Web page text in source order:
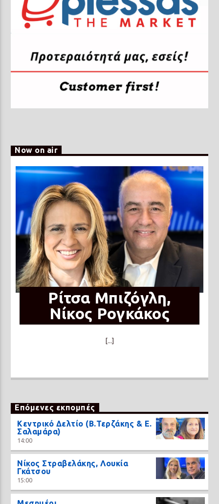
Now on air
Ρίτσα Μπιζόγλη,
Νίκος Ρογκάκος
[...]
Επόμενες εκπομπές
Κεντρικό Δελτίο (Β.Τερζάκης & Ε.
Σαλαμάρα)
14:00
Νίκος Στραβελάκης, Λουκία
Γκάτσου
15:00